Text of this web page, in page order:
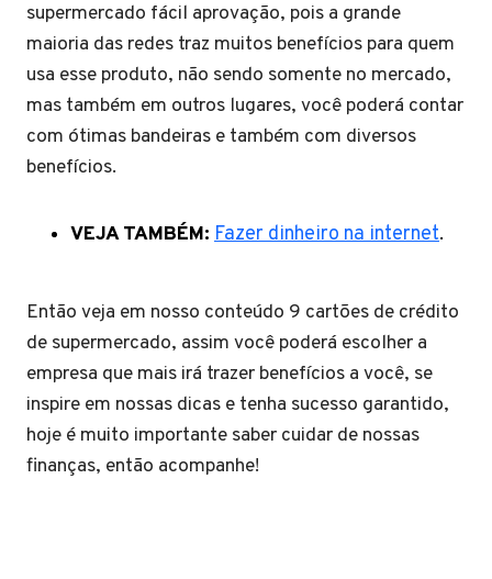
supermercado fácil aprovação, pois a grande
maioria das redes traz muitos benefícios para quem
usa esse produto, não sendo somente no mercado,
mas também em outros lugares, você poderá contar
com ótimas bandeiras e também com diversos
benefícios.
VEJA TAMBÉM: Fazer dinheiro na internet.
Então veja em nosso conteúdo 9 cartões de crédito
de supermercado, assim você poderá escolher a
empresa que mais irá trazer benefícios a você, se
inspire em nossas dicas e tenha sucesso garantido,
hoje é muito importante saber cuidar de nossas
finanças, então acompanhe!